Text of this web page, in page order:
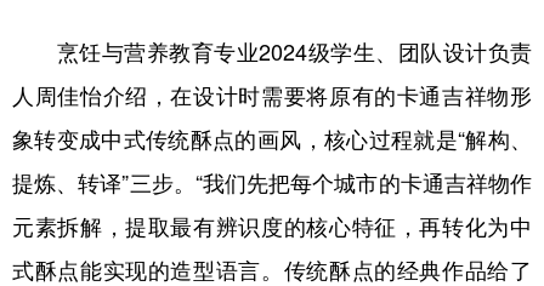
烹饪与营养教育专业2024级学生、团队设计负责
人周佳怡介绍，在设计时需要将原有的卡通吉祥物形
象转变成中式传统酥点的画风，核心过程就是“解构、
提炼、转译”三步。“我们先把每个城市的卡通吉祥物作
元素拆解，提取最有辨识度的核心特征，再转化为中
式酥点能实现的造型语言。传统酥点的经典作品给了